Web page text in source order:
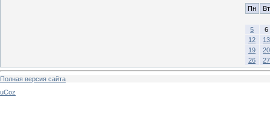
Пн Вт
5
6
12
13
19
20
26
27
Полная версия сайта
uCoz